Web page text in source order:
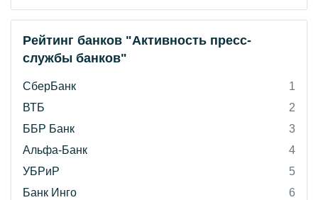
Рейтинг банков "Активность пресс-
службы банков"
СберБанк
1
ВТБ
2
ББР Банк
3
Альфа-Банк
4
УБРиР
5
Банк Инго
6